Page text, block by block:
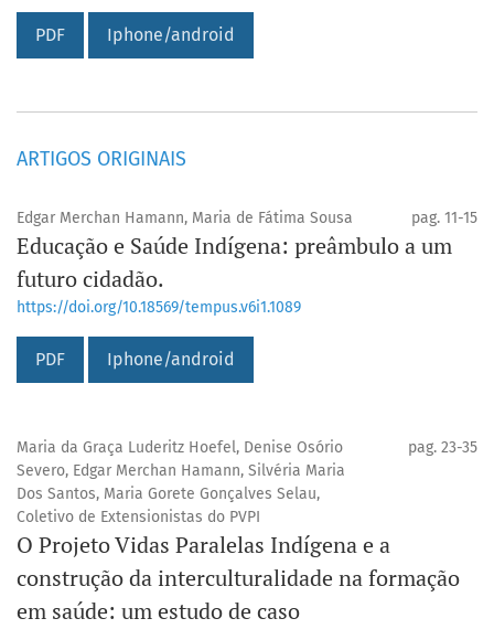
PDF Iphone/android
ARTIGOS ORIGINAIS
Edgar Merchan Hamann, Maria de Fátima Sousa pag. 11-15
Educação e Saúde Indígena: preâmbulo a um
futuro cidadão.
https://doi.org/10.18569/tempus.v6i1.1089
PDF Iphone/android
Maria da Graça Luderitz Hoefel, Denise Osório
Severo, Edgar Merchan Hamann, Silvéria Maria
Dos Santos, Maria Gorete Gonçalves Selau,
Coletivo de Extensionistas do PVPI
pag. 23-35
O Projeto Vidas Paralelas Indígena e a
construção da interculturalidade na formação
em saúde: um estudo de caso